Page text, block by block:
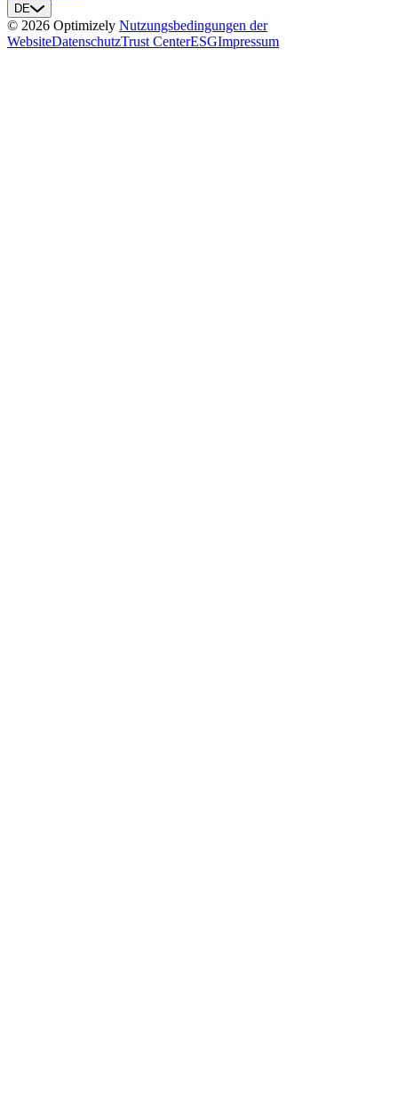
DE
© 2026 Optimizely Nutzungsbedingungen der
WebsiteDatenschutzTrust CenterESGImpressum